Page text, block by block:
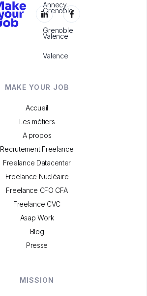
Grenoble
Valence
Annecy
Grenoble
Valence
MAKE YOUR JOB
Accueil
Les métiers
A propos
Recrutement Freelance
Freelance Datacenter
Freelance Nucléaire
Freelance CFO CFA
Freelance CVC
Asap Work
Blog
Presse
MISSION